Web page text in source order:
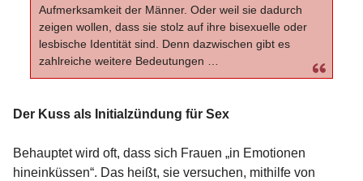
Aufmerksamkeit der Männer. Oder weil sie dadurch
zeigen wollen, dass sie stolz auf ihre bisexuelle oder
lesbische Identität sind. Denn dazwischen gibt es
zahlreiche weitere Bedeutungen …
Der Kuss als Initialzündung für Sex
Behauptet wird oft, dass sich Frauen „in Emotionen
hineinküssen“. Das heißt, sie versuchen, mithilfe von